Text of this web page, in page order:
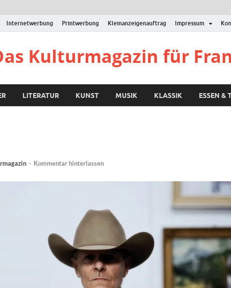
Internetwerbung Printwerbung Kleinanzeigenauftrag Impressum
Kulturmagazin für
LITERATUR KUNST MUSIK KLASSIK ESSEN &
- Kommentar hinterlassen